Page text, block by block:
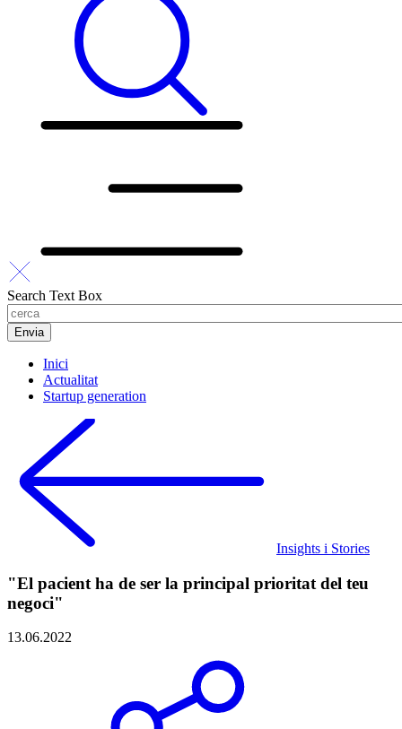
Search Text Box
Inici
Actualitat
Startup generation
Insights i Stories
"El pacient ha de ser la principal prioritat del teu
negoci"
13.06.2022